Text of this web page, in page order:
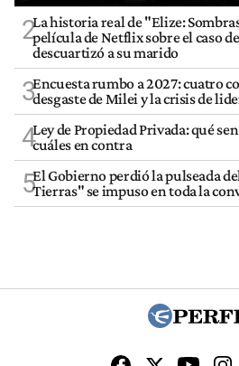
2La historia real de "Elize:
película de Netflix sobre el caso
descuartizó a su marido
3Encuesta rumbo a 2027: cuatro
desgaste de Milei y la crisis de
4Ley de Propiedad Privada: qué
cuáles en contra
5El Gobierno perdió la pulseada
Tierras" se impuso en toda la